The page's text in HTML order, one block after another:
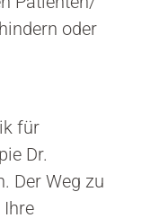
oder
für
Dr.
Der Weg zu